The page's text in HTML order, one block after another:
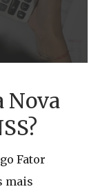
Nova
Fator
mais